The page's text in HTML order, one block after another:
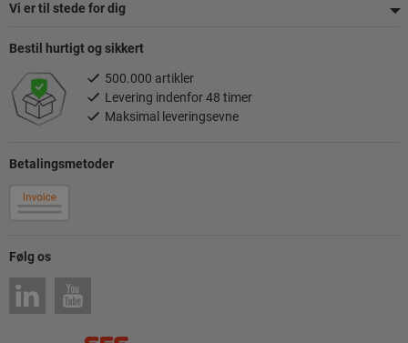
Vi er til stede for dig
Følg os
Betalingsmetoder
Bestil hurtigt og sikkert
500.000 artikler
Levering indenfor 48 timer
Maksimal leveringsevne